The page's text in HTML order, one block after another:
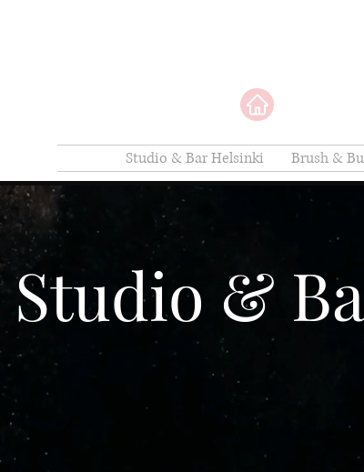
Studio & Bar Helsinki Brush &
Studio &